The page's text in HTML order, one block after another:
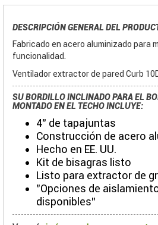
DESCRIPCIÓN GENERAL DEL
Fabricado en acero aluminizado para
funcionalidad.
Ventilador extractor de pared Curb
SU BORDILLO INCLINADO PARA EL
MONTADO EN EL TECHO INCLUYE:
4" de tapajuntas
Construcción de acero
Hecho en EE. UU.
Kit de bisagras listo
Listo para extractor de
"Opciones de
disponibles"